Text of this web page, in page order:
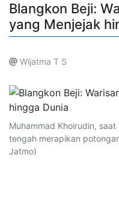
Blangkon Beji:
yang Menjejak
Wijatma T S
Muhammad Khoirudin,
tengah merapikan
Jatmo)